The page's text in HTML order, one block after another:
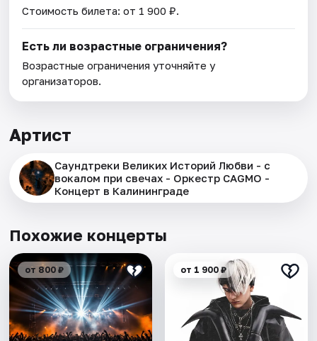
Стоимость билета: от 1 900 ₽.
Есть ли возрастные ограничения?
Возрастные ограничения уточняйте у
организаторов.
Артист
Саундтреки Великих Историй Любви - с
вокалом при свечах - Оркестр CAGMO -
Концерт в Калининграде
Похожие концерты
от 800 ₽ от 1 900 ₽